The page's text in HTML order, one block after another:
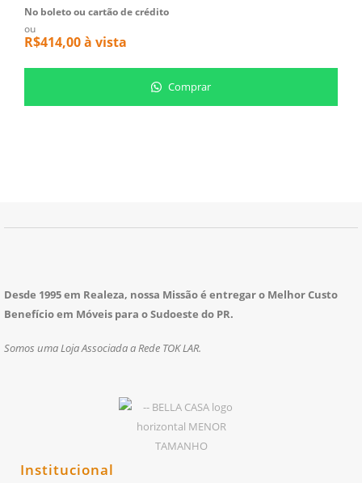
No boleto ou cartão de crédito
ou
R$414,00à vista
Comprar
Desde 1995 em Realeza, nossa Missão é entregar o Melhor Custo
Benefício em Móveis para o Sudoeste do PR.
Somos uma Loja Associada a Rede TOK LAR.
Institucional